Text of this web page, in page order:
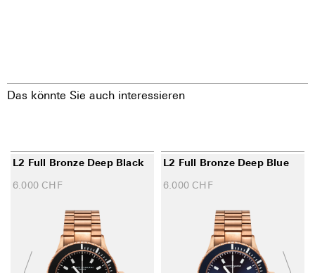
Das könnte Sie auch interessieren
L2 Full Bronze Deep Black
6.000 CHF
L2 Full Bronze Deep Blue
6.000 CHF